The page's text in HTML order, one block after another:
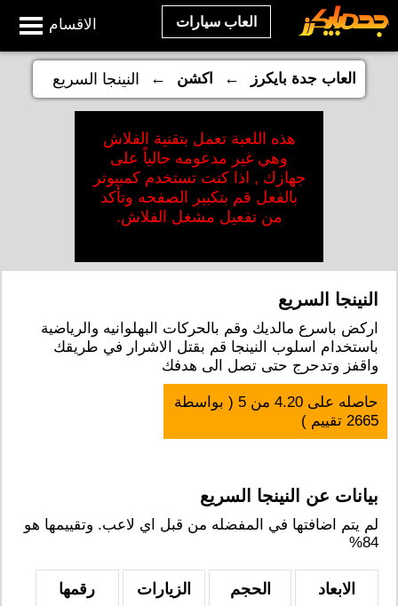
الاقسام العاب سيارات
العاب جدة بايكرز ← اكشن ← النينجا السريع
هذه اللعبة تعمل بتقنية الفلاش
وهي غير مدعومه حالياً على
جهازك , اذا كنت تستخدم كمبيوتر
بالفعل قم بتكبير الصفحه وتأكد
من تفعيل مشغل الفلاش.
النينجا السريع
اركض باسرع مالديك وقم بالحركات البهلوانيه والرياضية
باستخدام اسلوب النينجا قم بقتل الاشرار في طريقك
واقفز وتدحرج حتى تصل الى هدفك
حاصله على4.20 من5 ( بواسطة
2665 تقييم )
بيانات عن النينجا السريع
لم يتم اضافتها في المفضله من قبل اي لاعب. وتقييمها هو
84%
الابعاد
الحجم
الزيارات
رقمها